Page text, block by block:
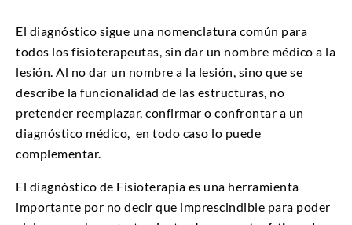
El diagnóstico sigue una nomenclatura común para
todos los fisioterapeutas, sin dar un nombre médico a la
lesión. Al no dar un nombre a la lesión, sino que se
describe la funcionalidad de las estructuras, no
pretender reemplazar, confirmar o confrontar a un
diagnóstico médico, en todo caso lo puede
complementar.
El diagnóstico de Fisioterapia es una herramienta
importante por no decir que imprescindible para poder